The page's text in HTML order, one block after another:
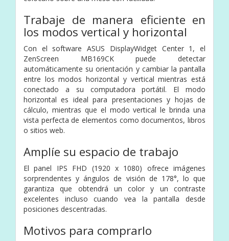
Trabaje de manera eficiente en
los modos vertical y horizontal
Con el software ASUS DisplayWidget Center 1, el
ZenScreen MB169CK puede detectar
automáticamente su orientación y cambiar la pantalla
entre los modos horizontal y vertical mientras está
conectado a su computadora portátil. El modo
horizontal es ideal para presentaciones y hojas de
cálculo, mientras que el modo vertical le brinda una
vista perfecta de elementos como documentos, libros
o sitios web.
Amplíe su espacio de trabajo
El panel IPS FHD (1920 x 1080) ofrece imágenes
sorprendentes y ángulos de visión de 178°, lo que
garantiza que obtendrá un color y un contraste
excelentes incluso cuando vea la pantalla desde
posiciones descentradas.
Motivos para comprarlo